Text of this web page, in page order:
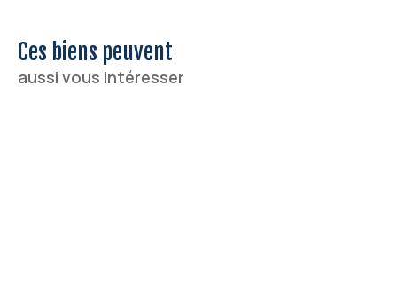
Ces biens peuvent
aussi vous intéresser